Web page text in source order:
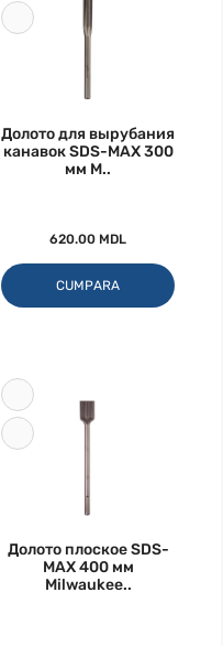
Долото для вырубания
канавок SDS-MAX 300
мм M..
620.00 MDL
CUMPARA
Долото плоское SDS-
MAX 400 мм
Milwaukee..